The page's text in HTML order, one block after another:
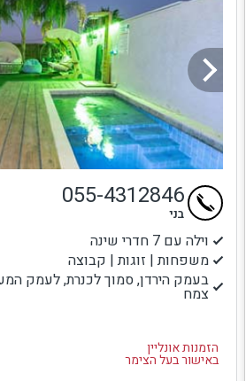
וילה עם 7 חדרי שינה
משפחות | זוגות | קבוצה
צמח
הזמנות אונליין
באישור בעל הצימר
055-4312846
בני